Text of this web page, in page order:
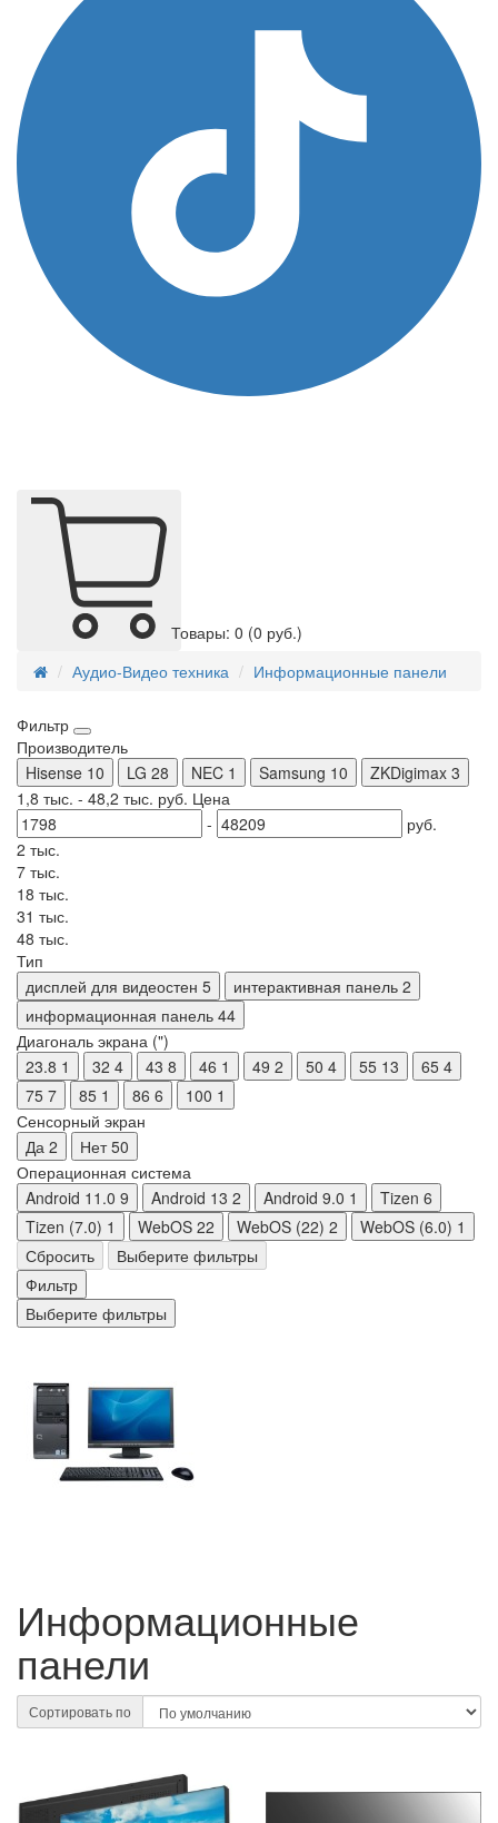
Товары: 0 (0 руб.)
Аудио-Видео техника
Информационные панели
Фильтр
Производитель
Hisense 10 LG 28 NEC 1 Samsung 10 ZKDigimax 3
1,8 тыс. - 48,2 тыс. руб. Цена
-
руб.
2 тыс.
7 тыс.
18 тыс.
31 тыс.
48 тыс.
Тип
дисплей для видеостен 5 интерактивная панель 2
информационная панель 44
Диагональ экрана (")
23.8 1 32 4 43 8 46 1 49 2 50 4 55 13 65 4
75 7 85 1 86 6 100 1
Сенсорный экран
Да 2 Нет 50
Операционная система
Android 11.0 9 Android 13 2 Android 9.0 1 Tizen 6
Tizen (7.0) 1 WebOS 22 WebOS (22) 2 WebOS (6.0) 1
Сбросить
Выберите фильтры
Фильтр
Выберите фильтры
Информационные
панели
Сортировать по